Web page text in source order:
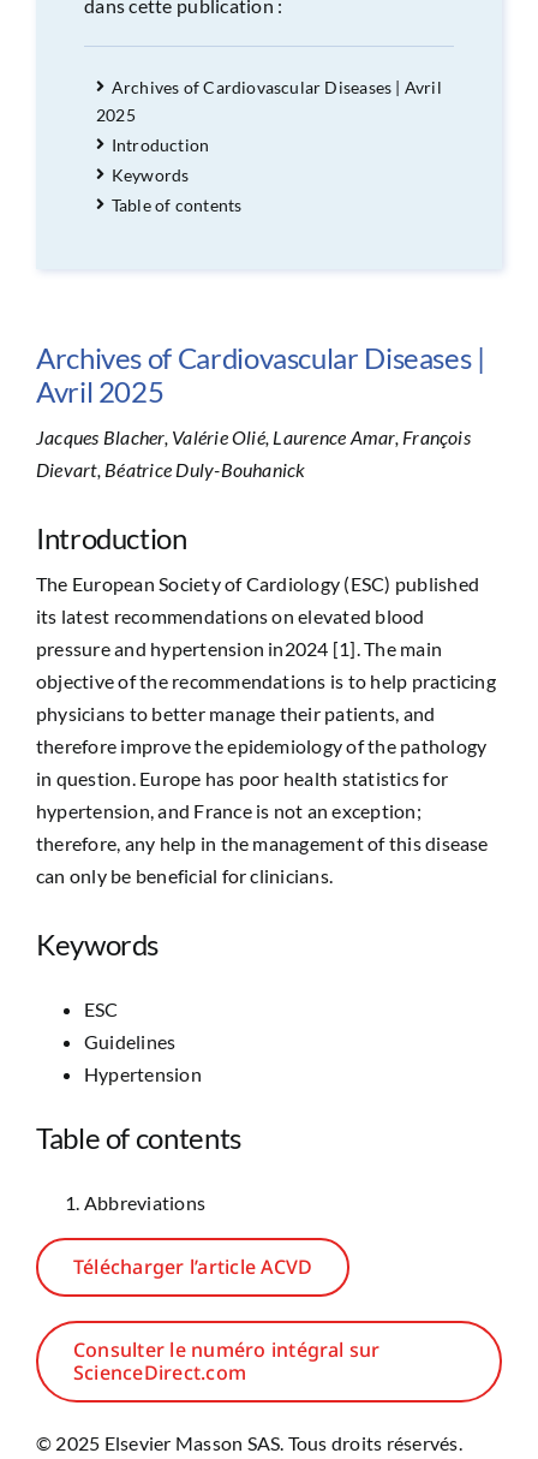
dans cette publication :
Archives of Cardiovascular Diseases | Avril
2025
Introduction
Keywords
Table of contents
Archives of Cardiovascular Diseases |
Avril 2025
Jacques Blacher, Valérie Olié, Laurence Amar, François
Dievart, Béatrice Duly-Bouhanick
Introduction
The European Society of Cardiology (ESC) published
its latest recommendations on elevated blood
pressure and hypertension in2024 [1]. The main
objective of the recommendations is to help practicing
physicians to better manage their patients, and
therefore improve the epidemiology of the pathology
in question. Europe has poor health statistics for
hypertension, and France is not an exception;
therefore, any help in the management of this disease
can only be beneficial for clinicians.
Keywords
ESC
Guidelines
Hypertension
Table of contents
Abbreviations
Télécharger l’article ACVD
Consulter le numéro intégral sur
ScienceDirect.com
© 2025 Elsevier Masson SAS. Tous droits réservés.